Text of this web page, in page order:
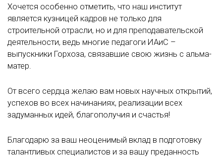
Хочется особенно отметить, что наш институт
является кузницей кадров не только для
строительной отрасли, но и для преподавательской
деятельности, ведь многие педагоги ИАиС –
выпускники Горхоза, связавшие свою жизнь с альма-
матер.
От всего сердца желаю вам новых научных открытий,
успехов во всех начинаниях, реализации всех
задуманных идей, благополучия и счастья!
Благодарю за ваш неоценимый вклад в подготовку
талантливых специалистов и за вашу преданность